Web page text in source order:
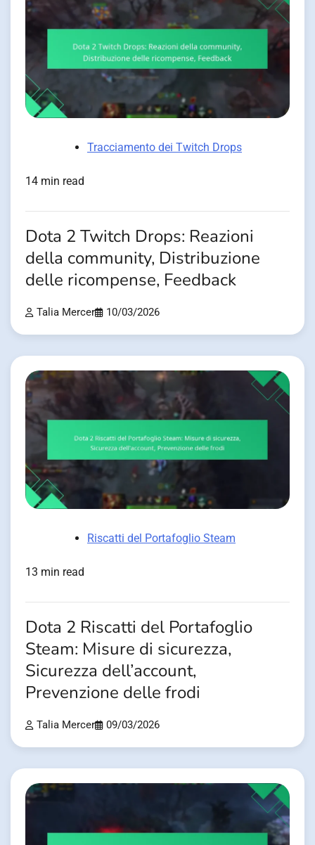
Tracciamento dei Twitch Drops
14 min read
Dota 2 Twitch Drops: Reazioni
della community, Distribuzione
delle ricompense, Feedback
Talia Mercer 10/03/2026
Riscatti del Portafoglio Steam
13 min read
Dota 2 Riscatti del Portafoglio
Steam: Misure di sicurezza,
Sicurezza dell’account,
Prevenzione delle frodi
Talia Mercer 09/03/2026